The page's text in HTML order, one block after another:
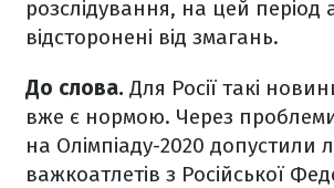
розслідування, на цей період
відсторонені від змагань.
До слова. Для Росії такі
вже є нормою. Через
на Олімпіаду-2020 допустили
важкоатлетів з Російської